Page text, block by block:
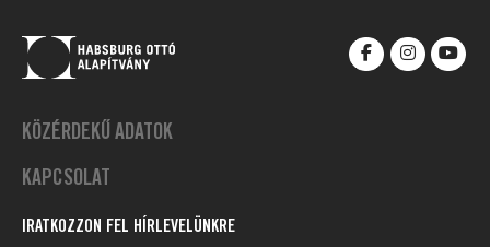
KÖZÉRDEKŰ ADATOK
KAPCSOLAT
IRATKOZZON FEL HÍRLEVELÜNKRE